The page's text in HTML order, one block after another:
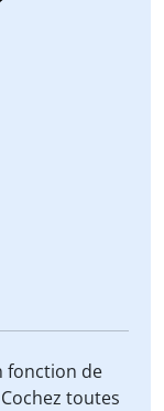
fonction de
toutes